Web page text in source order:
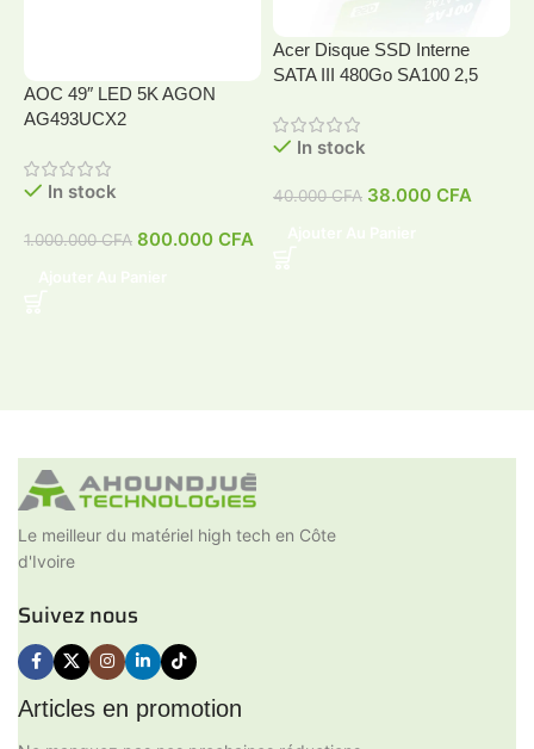
AOC 49″ LED 5K AGON
AG493UCX2
In stock
1.000.000CFA 800.000 CFA
Acer Disque SSD Interne
SATA III 480Go SA100 2,5
In stock
40.000CFA 38.000 CFA
Le meilleur du matériel high tech en Côte
d'Ivoire
Suivez nous
Articles en promotion